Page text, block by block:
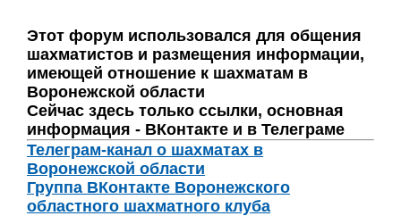
Этот форум использовался для общения
шахматистов и размещения информации,
имеющей отношение к шахматам в
Воронежской области
Сейчас здесь только ссылки, основная
информация - ВКонтакте и в Телеграме
Телеграм-канал о шахматах в
Воронежской области
Группа ВКонтакте Воронежского
областного шахматного клуба